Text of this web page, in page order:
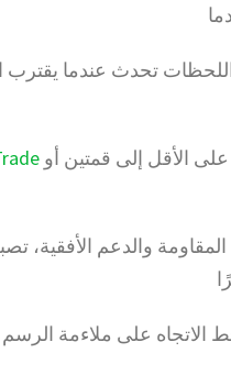
تحدث عندما
الأقل إلى قمتين أو
والدعم الأفقية،
الاتجاه على ملاءمة